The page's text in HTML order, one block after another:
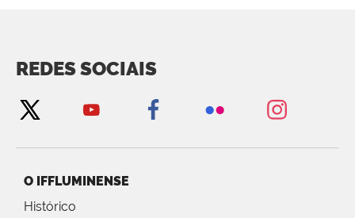
REDES SOCIAIS
O IFFLUMINENSE
Histórico